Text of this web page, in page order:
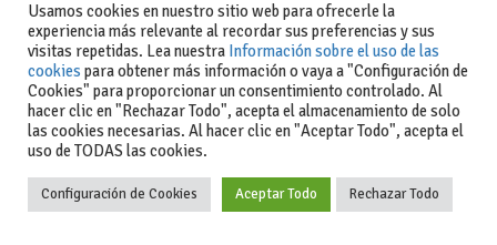
Ago 03, 2026 73 0 0
La Junta implementa mejoras en la
A381 por Los Barrios
Usamos cookies en nuestro sitio web para ofrecerle la
experiencia más relevante al recordar sus preferencias y sus
visitas repetidas. Lea nuestra Información sobre el uso de las
cookies para obtener más información o vaya a "Configuración de
Cookies" para proporcionar un consentimiento controlado. Al
hacer clic en "Rechazar Todo", acepta el almacenamiento de solo
las cookies necesarias. Al hacer clic en "Aceptar Todo", acepta el
uso de TODAS las cookies.
Configuración de Cookies Aceptar Todo Rechazar Todo